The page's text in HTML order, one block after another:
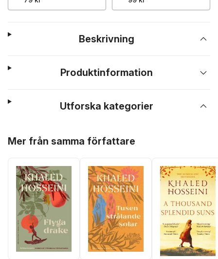
Beskrivning
Produktinformation
Utforska kategorier
Mer från samma författare